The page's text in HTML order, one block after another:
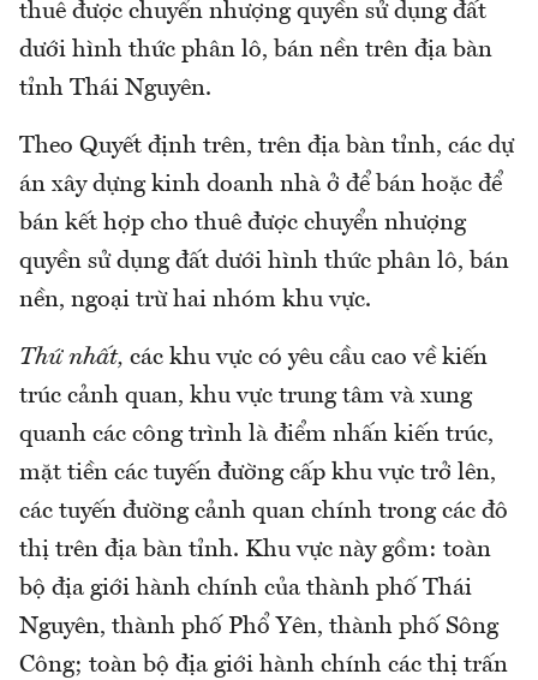
thuê được chuyển nhượng quyền sử dụng đất
dưới hình thức phân lô, bán nền trên địa bàn
tỉnh Thái Nguyên.
Theo Quyết định trên, trên địa bàn tỉnh, các dự
án xây dựng kinh doanh nhà ở để bán hoặc để
bán kết hợp cho thuê được chuyển nhượng
quyền sử dụng đất dưới hình thức phân lô, bán
nền, ngoại trừ hai nhóm khu vực.
Thứ nhất, các khu vực có yêu cầu cao về kiến
trúc cảnh quan, khu vực trung tâm và xung
quanh các công trình là điểm nhấn kiến trúc,
mặt tiền các tuyến đường cấp khu vực trở lên,
các tuyến đường cảnh quan chính trong các đô
thị trên địa bàn tỉnh. Khu vực này gồm: toàn
bộ địa giới hành chính của thành phố Thái
Nguyên, thành phố Phổ Yên, thành phố Sông
Công; toàn bộ địa giới hành chính các thị trấn